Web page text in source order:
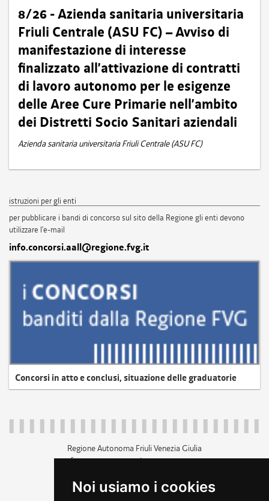
Noi usiamo i cookies
8/26 - Azienda sanitaria universitaria
Friuli Centrale (ASU FC) – Avviso di
manifestazione di interesse
finalizzato all’attivazione di contratti
di lavoro autonomo per le esigenze
delle Aree Cure Primarie nell’ambito
dei Distretti Socio Sanitari aziendali
Azienda sanitaria universitaria Friuli Centrale (ASU FC)
istruzioni per gli enti
per pubblicare i bandi di concorso sul sito della Regione gli enti devono
utilizzare l'e-mail
info.concorsi.aall@regione.fvg.it
Concorsi in atto e conclusi, situazione delle graduatorie
Regione Autonoma Friuli Venezia Giulia
c.f. 80014930327; p.iva 00526040324
+39 040 3771111